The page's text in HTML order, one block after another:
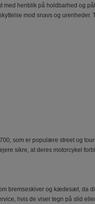
med henblik på holdbarhed og
mod snavs og
som er populære street og
sikre, at deres motorcykel
bremseskiver og kædesæt, da
hvis de viser tegn på slid